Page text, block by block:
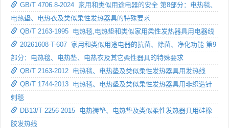
GB/T 4706.8-2024 家用和类似用途电器的安全 第8部分：电热毯、
电热垫、电热衣及类似柔性发热器具的特殊要求
QB/T 2163-1995 电热毯,电热垫和类似家用柔性发热器具用电器线
20261608-T-607 家用和类似用途电器的抗菌、除菌、净化功能 第9
部分：电热毯、电热垫、电热衣及其它柔性器具的特殊要求
QB/T 2163-2012 电热毯、电热垫及类似柔性发热器具用发热线
QB/T 1744-2013 电热毯、电热垫及类似柔性发热器具用非织造针
刺毯
DB13/T 2256-2015 电热褥垫、电热垫及类似柔性发热器具用硅橡
胶发热线